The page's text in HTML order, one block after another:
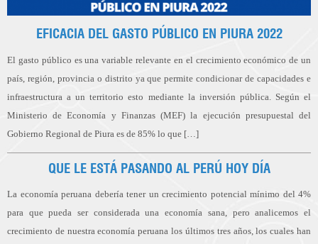
EFICACIA DEL GASTO PÚBLICO EN PIURA 2022
El gasto público es una variable relevante en el crecimiento económico de un
país, región, provincia o distrito ya que permite condicionar de capacidades e
infraestructura a un territorio esto mediante la inversión pública. Según el
Ministerio de Economía y Finanzas (MEF) la ejecución presupuestal del
Gobierno Regional de Piura es de 85% lo que […]
QUE LE ESTÁ PASANDO AL PERÚ HOY DÍA
La economía peruana debería tener un crecimiento potencial mínimo del 4%
para que pueda ser considerada una economía sana, pero analicemos el
crecimiento de nuestra economía peruana los últimos tres años, los cuales han